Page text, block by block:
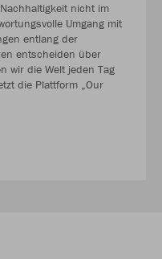
nicht im
Umgang mit
entlang der
entscheiden über
wir die Welt jeden Tag
die Plattform „Our